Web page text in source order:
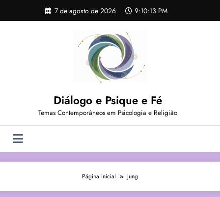
o
7 de agosto de 2026 9:10:13 PM
Diálogo e Psique e Fé
Temas Contemporâneos em Psicologia e Religião
Página inicial Jung